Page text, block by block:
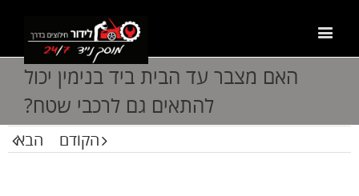
האם מצבר עד הבית ביד בנימין יכול
להתאים גם לרכבי שטח?
הקודם הבא